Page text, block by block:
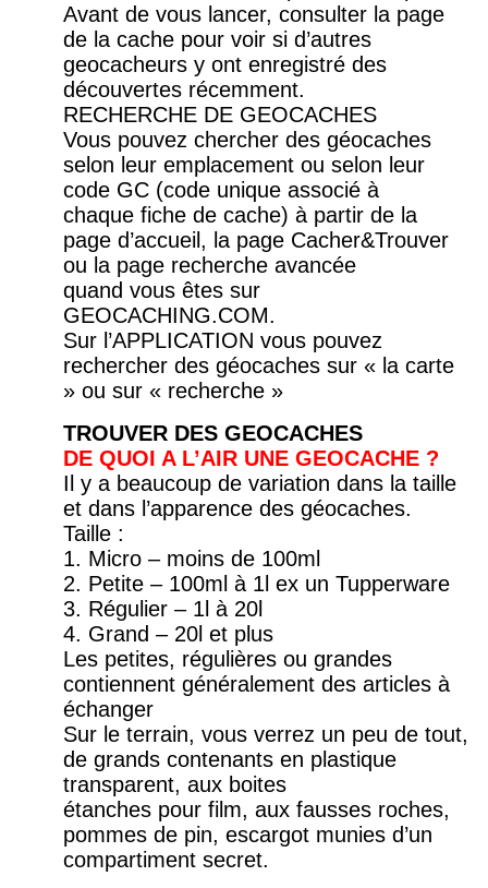
Avant de vous lancer, consulter la page
de la cache pour voir si d’autres
geocacheurs y ont enregistré des
découvertes récemment.
RECHERCHE DE GEOCACHES
Vous pouvez chercher des géocaches
selon leur emplacement ou selon leur
code GC (code unique associé à
chaque fiche de cache) à partir de la
page d’accueil, la page Cacher&Trouver
ou la page recherche avancée
quand vous êtes sur
GEOCACHING.COM.
Sur l’APPLICATION vous pouvez
rechercher des géocaches sur « la carte
» ou sur « recherche »
TROUVER DES GEOCACHES
DE QUOI A L’AIR UNE GEOCACHE ?
Il y a beaucoup de variation dans la taille
et dans l’apparence des géocaches.
Taille :
1. Micro – moins de 100ml
2. Petite – 100ml à 1l ex un Tupperware
3. Régulier – 1l à 20l
4. Grand – 20l et plus
Les petites, régulières ou grandes
contiennent généralement des articles à
échanger
Sur le terrain, vous verrez un peu de tout,
de grands contenants en plastique
transparent, aux boites
étanches pour film, aux fausses roches,
pommes de pin, escargot munies d’un
compartiment secret.